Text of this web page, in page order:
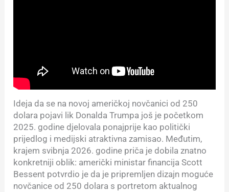
Ideja da se na novoj američkoj novčanici od 250
dolara pojavi lik Donalda Trumpa još je početkom
2025. godine djelovala ponajprije kao politički
prijedlog i medijski atraktivna zamisao. Međutim,
krajem svibnja 2026. godine priča je dobila znatno
konkretniji oblik: američki ministar financija Scott
Bessent potvrdio je da je pripremljen dizajn moguće
novčanice od 250 dolara s portretom aktualnog